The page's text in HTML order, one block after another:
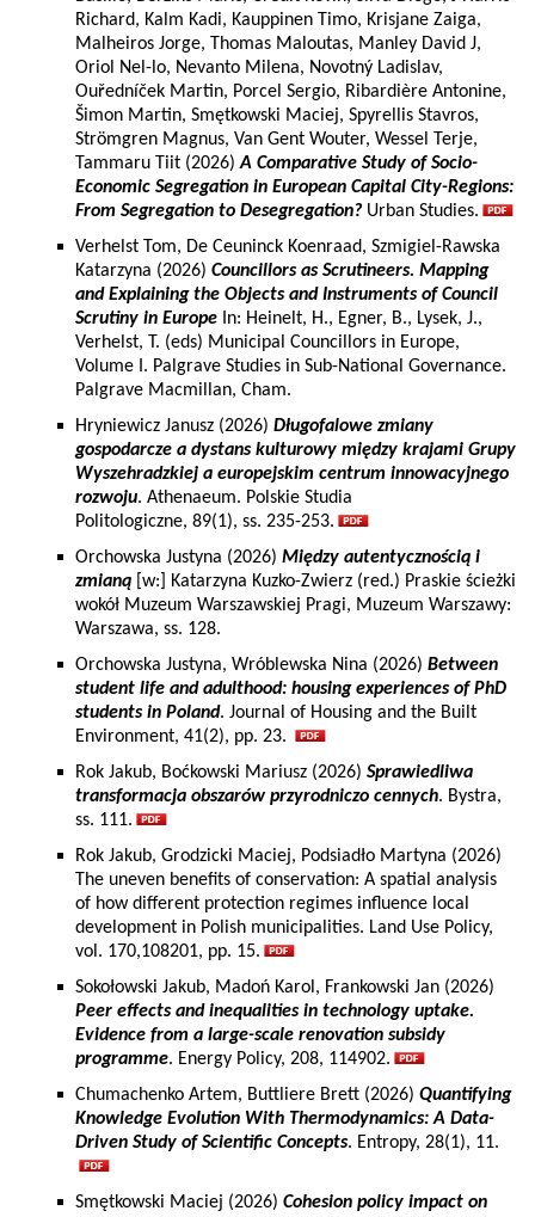
Richard, Kalm Kadi, Kauppinen Timo, Krisjane Zaiga,
Malheiros Jorge, Thomas Maloutas, Manley David J,
Oriol Nel-lo, Nevanto Milena, Novotný Ladislav,
Ouředníček Martin, Porcel Sergio, Ribardière Antonine,
Šimon Martin, Smętkowski Maciej, Spyrellis Stavros,
Strömgren Magnus, Van Gent Wouter, Wessel Terje,
Tammaru Tiit (2026)A Comparative Study of Socio-
Economic Segregation in European Capital City-Regions:
From Segregation to Desegregation? Urban Studies.
Verhelst Tom, De Ceuninck Koenraad, Szmigiel-Rawska
Katarzyna (2026) Councillors as Scrutineers. Mapping
and Explaining the Objects and Instruments of Council
Scrutiny in Europe In: Heinelt, H., Egner, B., Lysek, J.,
Verhelst, T. (eds) Municipal Councillors in Europe,
Volume I. Palgrave Studies in Sub-National Governance.
Palgrave Macmillan, Cham.
Hryniewicz Janusz (2026) Długofalowe zmiany
gospodarcze a dystans kulturowy między krajami Grupy
Wyszehradzkiej a europejskim centrum innowacyjnego
rozwoju. Athenaeum. Polskie Studia
Politologiczne, 89(1), ss. 235-253.
Orchowska Justyna (2026) Między autentycznością i
zmianą [w:] Katarzyna Kuzko-Zwierz (red.) Praskie ścieżki
wokół Muzeum Warszawskiej Pragi, Muzeum Warszawy:
Warszawa, ss. 128.
Orchowska Justyna, Wróblewska Nina (2026) Between
student life and adulthood: housing experiences of PhD
students in Poland. Journal of Housing and the Built
Environment, 41(2), pp. 23.
Rok Jakub, Boćkowski Mariusz (2026) Sprawiedliwa
transformacja obszarów przyrodniczo cennych. Bystra,
ss. 111.
Rok Jakub, Grodzicki Maciej, Podsiadło Martyna (2026)
The uneven benefits of conservation: A spatial analysis
of how different protection regimes influence local
development in Polish municipalities. Land Use Policy,
vol. 170,108201, pp. 15.
Sokołowski Jakub, Madoń Karol, Frankowski Jan (2026)
Peer effects and inequalities in technology uptake.
Evidence from a large-scale renovation subsidy
programme. Energy Policy, 208, 114902.
Chumachenko Artem, Buttliere Brett (2026) Quantifying
Knowledge Evolution With Thermodynamics: A Data-
Driven Study of Scientific Concepts. Entropy, 28(1), 11.
Smętkowski Maciej (2026) Cohesion policy impact on